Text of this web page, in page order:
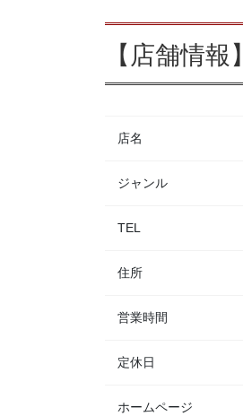
【店舗情報】
店名
ジャンル
TEL
住所
営業時間
定休日
ホームページ